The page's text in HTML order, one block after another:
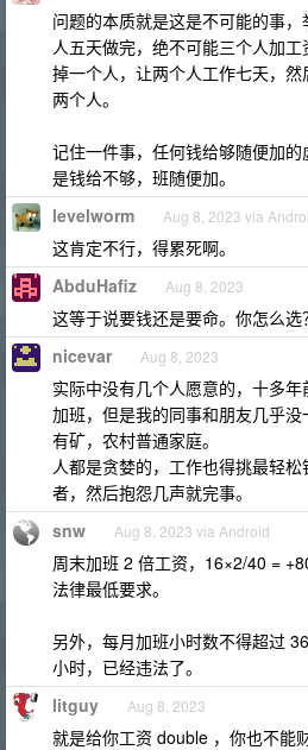
问题的本质就是这是不可能的事
人五天做完，绝不可能三个人加
掉一个人，让两个人工作七天，
两个人。
记住一件事，任何钱给够随便加
是钱给不够，班随便加。
levelworm Aug 8, 2023 via
这肯定不行，得累死啊。
AbduHafiz Aug 8, 2023
这等于说要钱还是要命。你怎么选
nicevar Aug 8, 2023
实际中没有几个人愿意的，十多
加班，但是我的同事和朋友几乎
有矿，农村普通家庭。
人都是贪婪的，工作也得挑最轻
者，然后抱怨几声就完事。
snw Aug 8, 2023 via Android
周末加班 2 倍工资，16×2/40 =
法律最低要求。
另外，每月加班小时数不得超过
小时，已经违法了。
litguy Aug 8, 2023
就是给你工资 double ，你也不能